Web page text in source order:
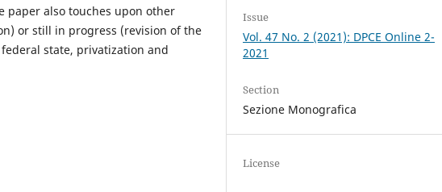
paper also touches upon other
or still in progress (revision of the
state, privatization and
Issue
Vol. 47 No. 2 (2021): DPCE Online 2-
2021
Section
Sezione Monografica
License